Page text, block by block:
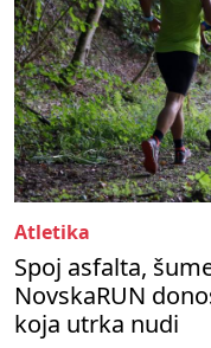
Atletika
Spoj asfalta,
NovskaRUN
koja utrka nudi